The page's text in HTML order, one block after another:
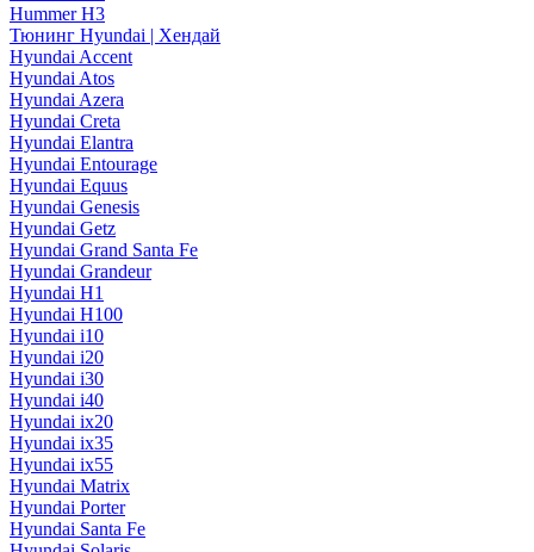
Hummer H3
Тюнинг Hyundai | Хендай
Hyundai Accent
Hyundai Atos
Hyundai Azera
Hyundai Creta
Hyundai Elantra
Hyundai Entourage
Hyundai Equus
Hyundai Genesis
Hyundai Getz
Hyundai Grand Santa Fe
Hyundai Grandeur
Hyundai H1
Hyundai H100
Hyundai i10
Hyundai i20
Hyundai i30
Hyundai i40
Hyundai ix20
Hyundai ix35
Hyundai ix55
Hyundai Matrix
Hyundai Porter
Hyundai Santa Fe